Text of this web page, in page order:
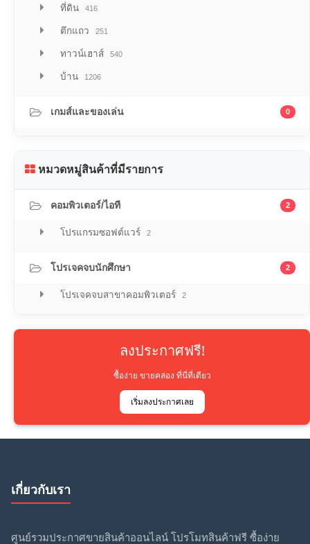
ที่ดิน 416
ตึกแถว 251
ทาวน์เฮาส์ 540
บ้าน 1206
เกมส์และของเล่น 0
หมวดหมู่สินค้าที่มีรายการ
คอมพิวเตอร์/ไอที 2
โปรแกรมซอฟต์แวร์ 2
โปรเจคจบนักศึกษา 2
โปรเจคจบสาขาคอมพิวเตอร์ 2
ลงประกาศฟรี!
ซื้อง่าย ขายคล่อง ที่นี่ที่เดียว
เริ่มลงประกาศเลย
เกี่ยวกับเรา
ศูนย์รวมประกาศขายสินค้าออนไลน์ โปรโมทสินค้าฟรี ซื้อง่าย